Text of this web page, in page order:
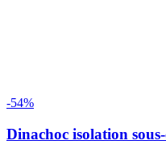
-54%
Dinachoc isolation